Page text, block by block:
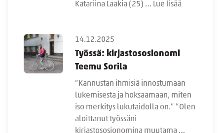
Katariina Laakia (25) … Lue lisää
14.12.2025
Työssä: kirjastososionomi
Teemu Sorila
”Kannustan ihmisiä innostumaan
lukemisesta ja hoksaamaan, miten
iso merkitys lukutaidolla on.” ”Olen
aloittanut työssäni
kirjastososionomina muutama …